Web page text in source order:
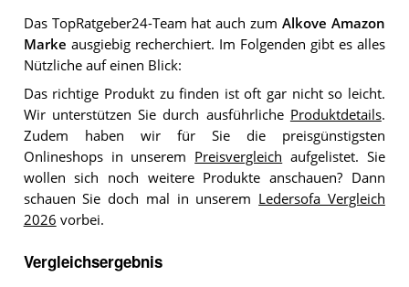
Das TopRatgeber24-Team hat auch zumAlkove Amazon
Marke ausgiebig recherchiert. Im Folgenden gibt es alles
Nützliche auf einen Blick:
Das richtige Produkt zu finden ist oft gar nicht so leicht.
Wir unterstützen Sie durch ausführliche Produktdetails.
Zudem haben wir für Sie die preisgünstigsten
Onlineshops in unserem Preisvergleich aufgelistet. Sie
wollen sich noch weitere Produkte anschauen? Dann
schauen Sie doch mal in unserem Ledersofa Vergleich
2026 vorbei.
Vergleichsergebnis